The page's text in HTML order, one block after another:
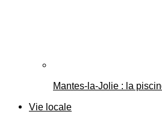
Mantes-la-Jolie : la
Vie locale